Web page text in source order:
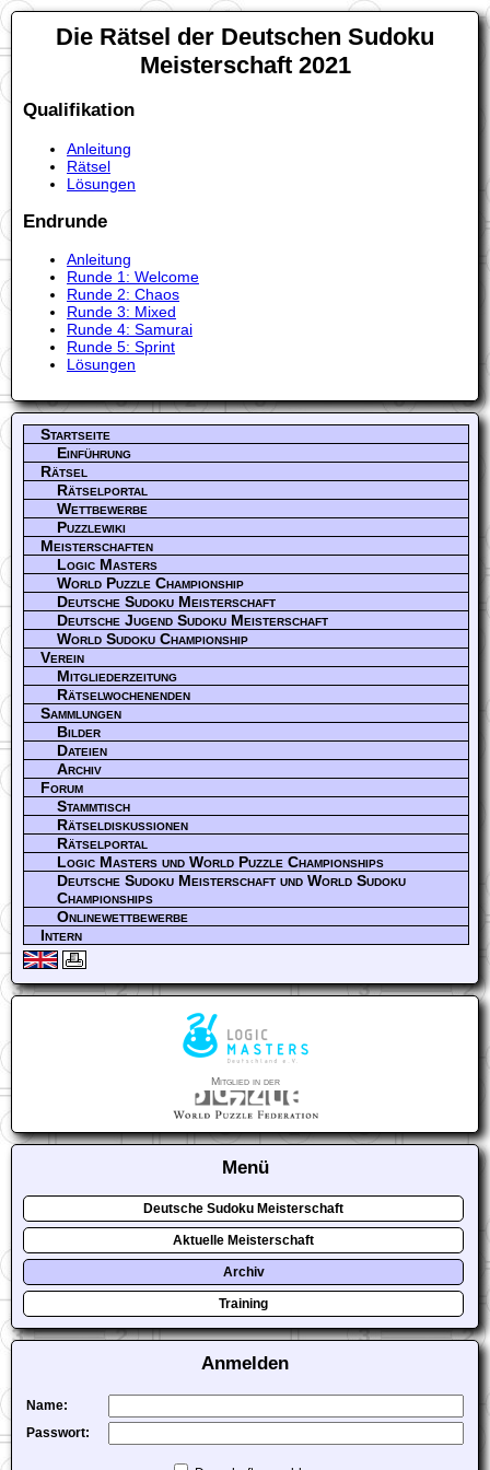
Die Rätsel der Deutschen Sudoku
Meisterschaft 2021
Qualifikation
Anleitung
Rätsel
Lösungen
Endrunde
Anleitung
Runde 1: Welcome
Runde 2: Chaos
Runde 3: Mixed
Runde 4: Samurai
Runde 5: Sprint
Lösungen
Startseite
Einführung
Rätsel
Rätselportal
Wettbewerbe
Puzzlewiki
Meisterschaften
Logic Masters
World Puzzle Championship
Deutsche Sudoku Meisterschaft
Deutsche Jugend Sudoku Meisterschaft
World Sudoku Championship
Verein
Mitgliederzeitung
Rätselwochenenden
Sammlungen
Bilder
Dateien
Archiv
Forum
Stammtisch
Rätseldiskussionen
Rätselportal
Logic Masters und World Puzzle Championships
Deutsche Sudoku Meisterschaft und World Sudoku
Championships
Onlinewettbewerbe
Intern
Mitglied in der
Menü
Deutsche Sudoku Meisterschaft
Aktuelle Meisterschaft
Archiv
Training
Anmelden
Name:
Passwort: